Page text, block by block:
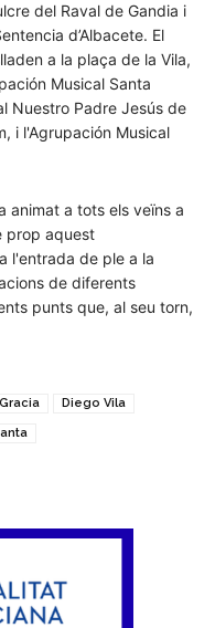
del Raval de Gandia i
d’Albacete. El
a la plaça de la Vila,
Musical Santa
Nuestro Padre Jesús de
i l'Agrupación Musical
animat a tots els veïns a
prop aquest
l'entrada de ple a la
de diferents
punts que, al seu torn,
Diego Vila